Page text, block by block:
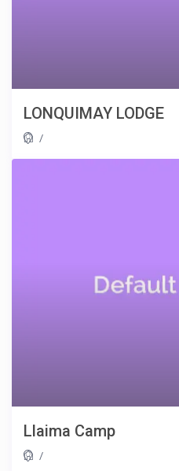
LONQUIMAY LODGE
/
Llaima Camp
/